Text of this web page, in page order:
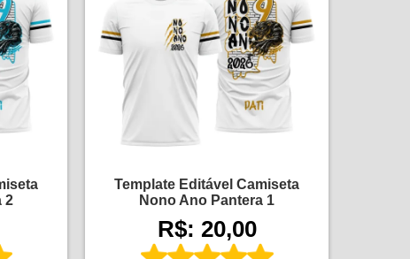
2
Template Editável Camiseta
Nono Ano Pantera 1
R$: 20,00